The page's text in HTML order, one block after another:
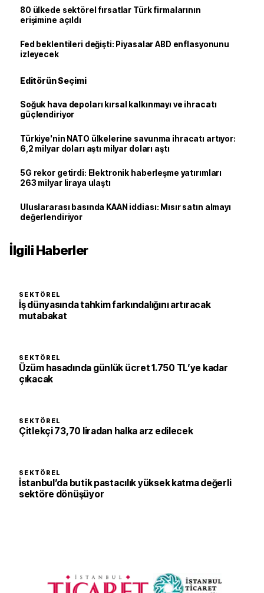
80 ülkede sektörel fırsatlar Türk firmalarının
erişimine açıldı
Fed beklentileri değişti: Piyasalar ABD enflasyonunu
izleyecek
Editörün Seçimi
Soğuk hava depoları kırsal kalkınmayı ve ihracatı
güçlendiriyor
Türkiye'nin NATO ülkelerine savunma ihracatı artıyor:
6,2 milyar doları aştı milyar doları aştı
5G rekor getirdi: Elektronik haberleşme yatırımları
263 milyar liraya ulaştı
Uluslararası basında KAAN iddiası: Mısır satın almayı
değerlendiriyor
İlgili Haberler
SEKTÖREL
İş dünyasında tahkim farkındalığını artıracak
mutabakat
SEKTÖREL
Üzüm hasadında günlük ücret 1.750 TL’ye kadar
çıkacak
SEKTÖREL
Çitlekçi 73,70 liradan halka arz edilecek
SEKTÖREL
İstanbul’da butik pastacılık yüksek katma değerli
sektöre dönüşüyor